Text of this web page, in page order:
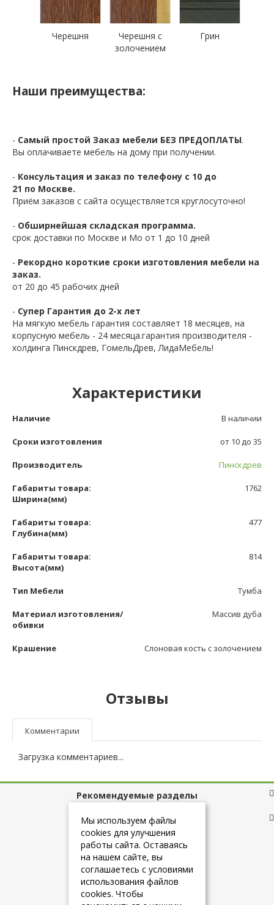
Черешня
Черешня с
золочением
Грин
Наши преимущества:
- Самый простой Заказ мебели БЕЗ ПРЕДОПЛАТЫ.
Вы оплачиваете мебель на дому при получении.
- Консультация и заказ по телефону с 10 до
21 по Москве.
Приём заказов с сайта осуществляется круглосуточно!
- Обширнейшая складская программа.
срок доставки по Москве и Мо от 1 до 10 дней
- Рекордно короткие сроки изготовления мебели на
заказ.
от 20 до 45 рабочих дней
- Супер Гарантия до 2-х лет
На мягкую мебель гарантия составляет 18 месяцев, на
корпусную мебель - 24 месяца.гарантия производителя -
холдинга Пинскдрев, ГомельДрев, ЛидаМебель!
Характеристики
Наличие В наличии
Сроки изготовления от 10 до 35
Производитель Пинскдрев
Габариты товара:
Ширина(мм)
1762
Габариты товара:
Глубина(мм)
477
Габариты товара:
Высота(мм)
814
Тип Мебели Тумба
Материал изготовления/
обивки
Массив дуба
Крашение Слоновая кость с золочением
Отзывы
Комментарии
Загрузка комментариев...
Рекомендуемые разделы
Полезные ссылки
+7 (925) 084-10-60
Мы используем файлы
cookies для улучшения
работы сайта. Оставаясь
на нашем сайте, вы
соглашаетесь с условиями
использования файлов
cookies. Чтобы